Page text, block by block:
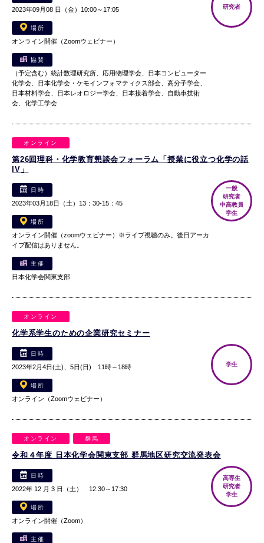
2023年09月08 日（金）10:00～17:05
場所
オンライン開催（Zoomウェビナー）
協賛
（予定含む）統計数理研究所、応用物理学会、日本コンピューター
化学会、日本化学会・ケモインフォマティクス部会、高分子学会、
日本材料学会、日本レオロジー学会、日本接着学会、自動車技術
会、化学工学会
研究者
オンライン
第26回理科・化学教育懇談会フォーラム「授業に役立つ化学の話
IV」
日時
2023年03月18日（土）13：30-15：45
場所
オンライン開催（zoomウェビナー）※ライブ視聴のみ。後日アーカ
イブ配信はありません。
主催
日本化学会関東支部
一般
研究者
中高教員
学生
オンライン
化学系学生のための企業研究セミナー
日時
2023年2月4日(土)、5日(日) 11時～18時
場所
オンライン（Zoomウェビナー）
学生
オンライン 群馬
令和４年度 日本化学会関東支部 群馬地区研究交流発表会
日時
2022年 12 月 3 日（土） 12:30～17:30
場所
オンライン開催（Zoom）
主催
高専生
研究者
学生